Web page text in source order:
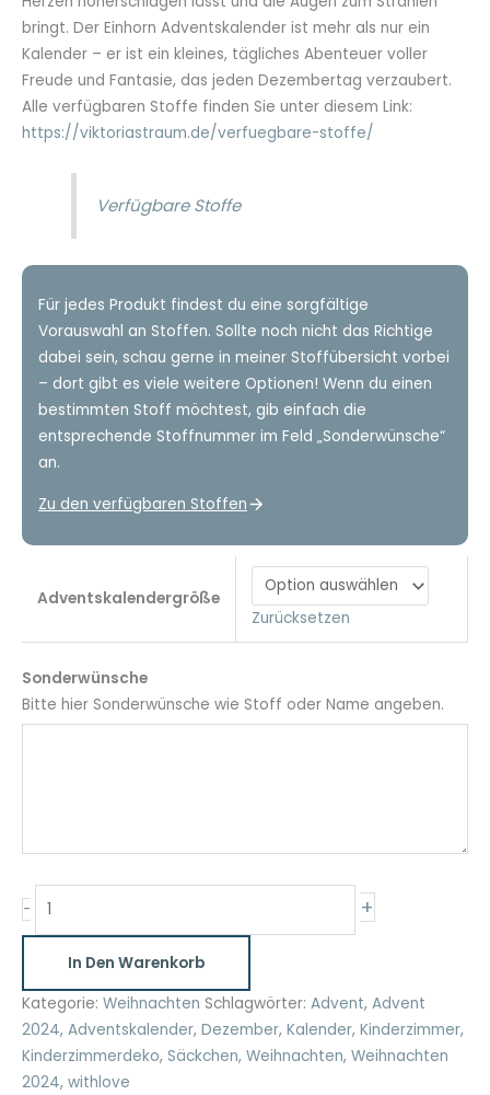
bringt. Der Einhorn Adventskalender ist mehr als nur ein
Kalender – er ist ein kleines, tägliches Abenteuer voller
Freude und Fantasie, das jeden Dezembertag verzaubert.
Alle verfügbaren Stoffe finden Sie unter diesem Link:
https://viktoriastraum.de/verfuegbare-stoffe/
Verfügbare Stoffe
Für jedes Produkt findest du eine sorgfältige
Vorauswahl an Stoffen. Sollte noch nicht das Richtige
dabei sein, schau gerne in meiner Stoffübersicht vorbei
– dort gibt es viele weitere Optionen! Wenn du einen
bestimmten Stoff möchtest, gib einfach die
entsprechende Stoffnummer im Feld „Sonderwünsche“
an.
Zu den verfügbaren Stoffen
Adventskalendergröße
Zurücksetzen
Sonderwünsche
Bitte hier Sonderwünsche wie Stoff oder Name angeben.
- +
In Den Warenkorb
Kategorie: Weihnachten Schlagwörter: Advent, Advent
2024, Adventskalender, Dezember, Kalender, Kinderzimmer,
Kinderzimmerdeko, Säckchen, Weihnachten, Weihnachten
2024, withlove